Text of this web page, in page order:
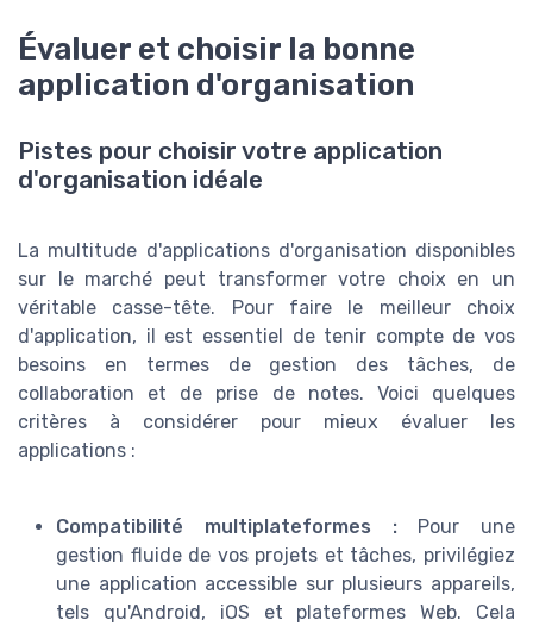
Évaluer et choisir la bonne
application d'organisation
Pistes pour choisir votre application
d'organisation idéale
La multitude d'applications d'organisation disponibles
sur le marché peut transformer votre choix en un
véritable casse-tête. Pour faire le meilleur choix
d'application, il est essentiel de tenir compte de vos
besoins en termes de gestion des tâches, de
collaboration et de prise de notes. Voici quelques
critères à considérer pour mieux évaluer les
applications :
Compatibilité multiplateformes :Pour une
gestion fluide de vos projets et tâches, privilégiez
une application accessible sur plusieurs appareils,
tels qu'Android, iOS et plateformes Web. Cela